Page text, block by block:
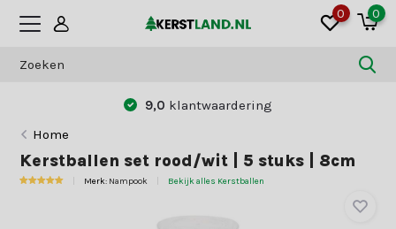
0 0
9,0 klantwaardering
Home
Kerstballen set rood/wit | 5 stuks | 8cm
Merk: Nampook Bekijk alles Kerstballen